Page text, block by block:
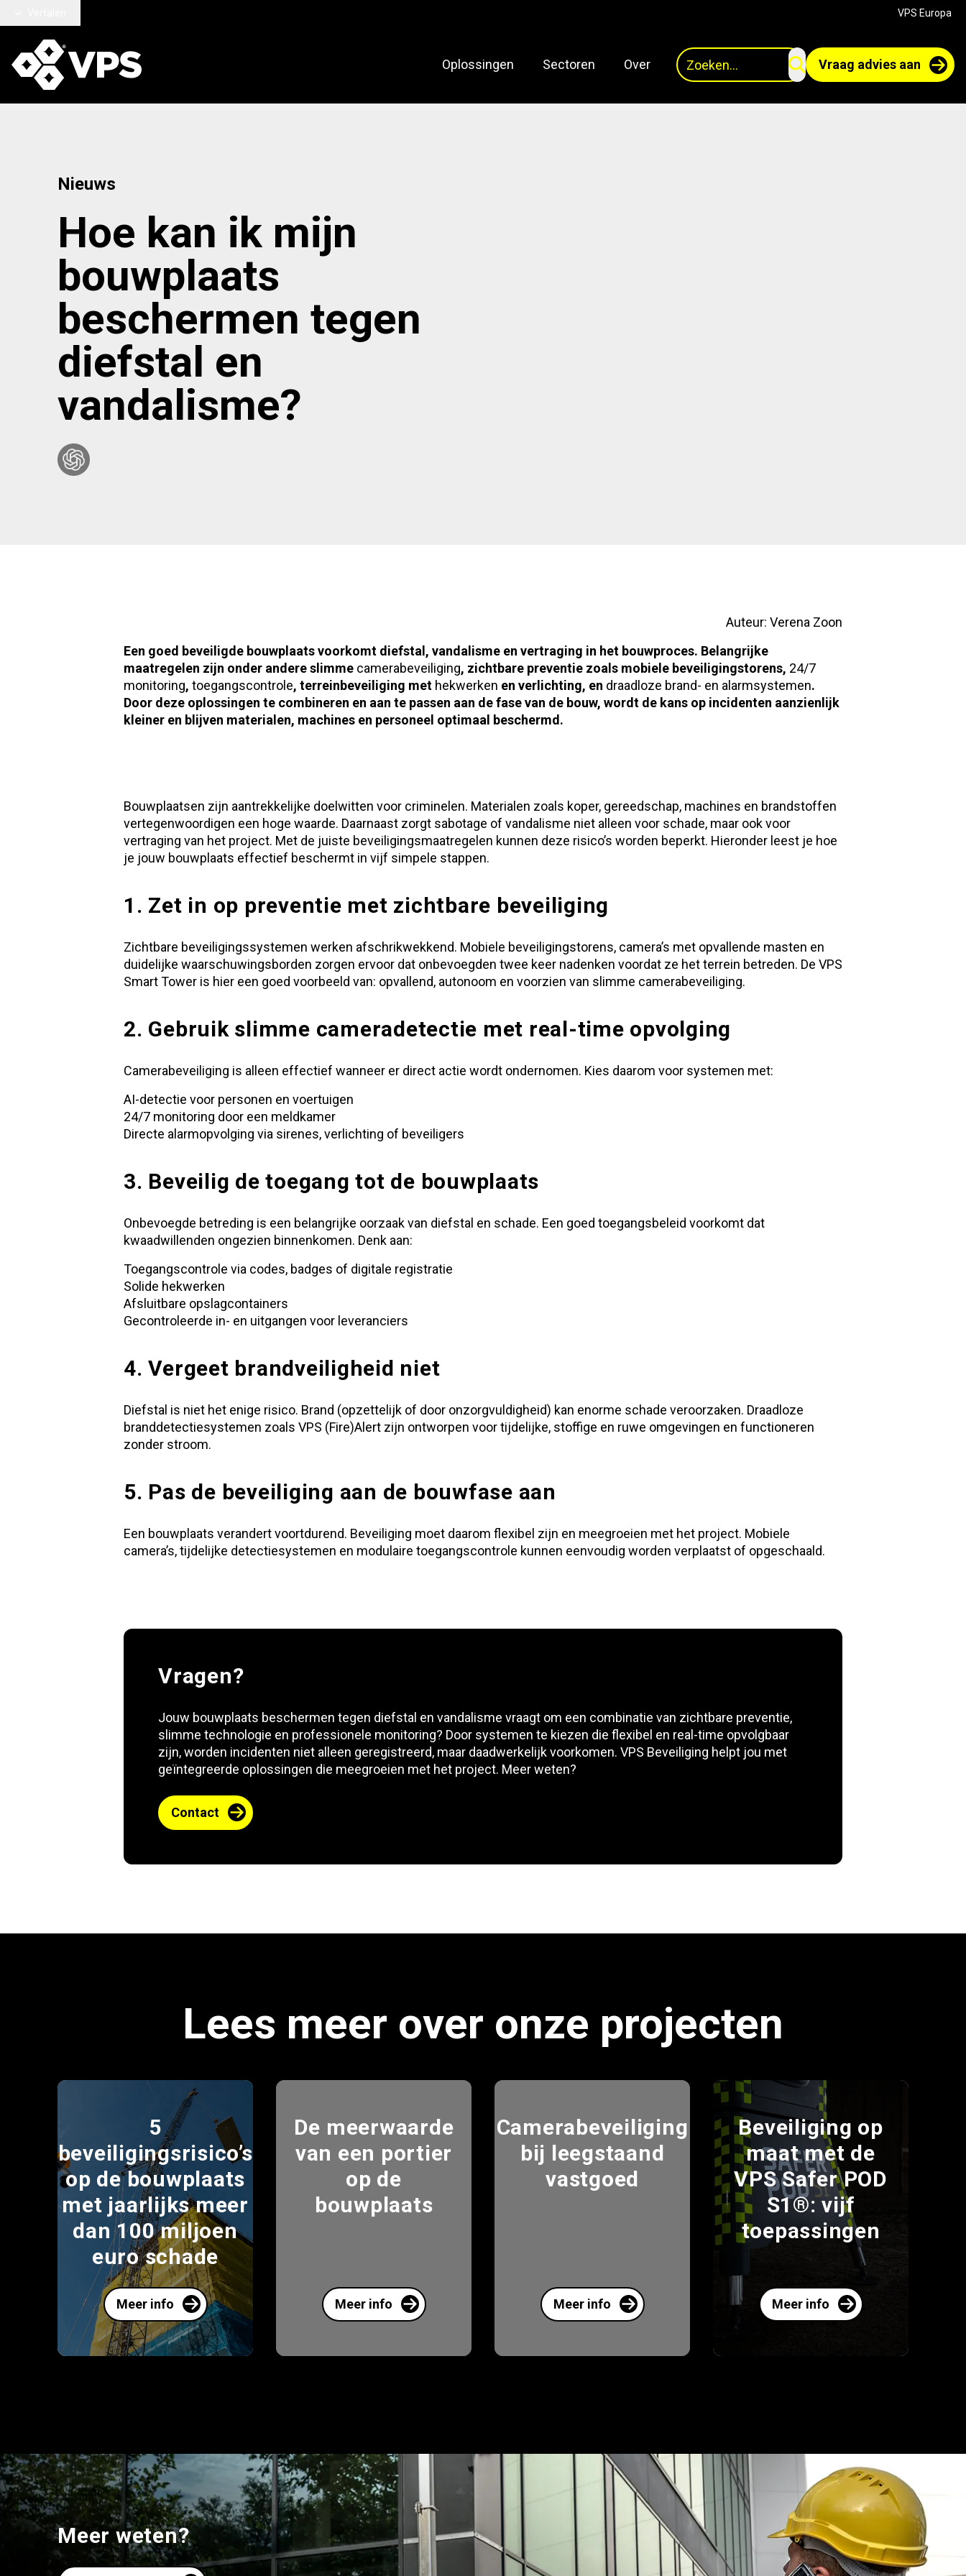
VPS Europa
Oplossingen Sectoren Over
Zoeken
Vraag advies aan
Nieuws
Hoe kan ik mijn
bouwplaats
beschermen tegen
diefstal en
vandalisme?
Auteur: Verena Zoon
Een goed beveiligde bouwplaats voorkomt diefstal, vandalisme en vertraging in het bouwproces. Belangrijke
maatregelen zijn onder andere slimme camerabeveiliging, zichtbare preventie zoals mobiele beveiligingstorens, 24/7
monitoring, toegangscontrole, terreinbeveiliging met hekwerken en verlichting, en draadloze brand- en alarmsystemen.
Door deze oplossingen te combineren en aan te passen aan de fase van de bouw, wordt de kans op incidenten aanzienlijk
kleiner en blijven materialen, machines en personeel optimaal beschermd.
Bouwplaatsen zijn aantrekkelijke doelwitten voor criminelen. Materialen zoals koper, gereedschap, machines en brandstoffen
vertegenwoordigen een hoge waarde. Daarnaast zorgt sabotage of vandalisme niet alleen voor schade, maar ook voor
vertraging van het project. Met de juiste beveiligingsmaatregelen kunnen deze risico’s worden beperkt. Hieronder leest je hoe
je jouw bouwplaats effectief beschermt in vijf simpele stappen.
1. Zet in op preventie met zichtbare beveiliging
Zichtbare beveiligingssystemen werken afschrikwekkend. Mobiele beveiligingstorens, camera’s met opvallende masten en
duidelijke waarschuwingsborden zorgen ervoor dat onbevoegden twee keer nadenken voordat ze het terrein betreden. De VPS
Smart Tower is hier een goed voorbeeld van: opvallend, autonoom en voorzien van slimme camerabeveiliging.
2. Gebruik slimme cameradetectie met real-time opvolging
Camerabeveiliging is alleen effectief wanneer er direct actie wordt ondernomen. Kies daarom voor systemen met:
AI-detectie voor personen en voertuigen
24/7 monitoring door een meldkamer
Directe alarmopvolging via sirenes, verlichting of beveiligers
3. Beveilig de toegang tot de bouwplaats
Onbevoegde betreding is een belangrijke oorzaak van diefstal en schade. Een goed toegangsbeleid voorkomt dat
kwaadwillenden ongezien binnenkomen. Denk aan:
Toegangscontrole via codes, badges of digitale registratie
Solide hekwerken
Afsluitbare opslagcontainers
Gecontroleerde in- en uitgangen voor leveranciers
4. Vergeet brandveiligheid niet
Diefstal is niet het enige risico. Brand (opzettelijk of door onzorgvuldigheid) kan enorme schade veroorzaken. Draadloze
branddetectiesystemen zoals VPS (Fire)Alert zijn ontworpen voor tijdelijke, stoffige en ruwe omgevingen en functioneren
zonder stroom.
5. Pas de beveiliging aan de bouwfase aan
Een bouwplaats verandert voortdurend. Beveiliging moet daarom flexibel zijn en meegroeien met het project. Mobiele
camera’s, tijdelijke detectiesystemen en modulaire toegangscontrole kunnen eenvoudig worden verplaatst of opgeschaald.
Vragen?
Jouw bouwplaats beschermen tegen diefstal en vandalisme vraagt om een combinatie van zichtbare preventie,
slimme technologie en professionele monitoring? Door systemen te kiezen die flexibel en real-time opvolgbaar
zijn, worden incidenten niet alleen geregistreerd, maar daadwerkelijk voorkomen. VPS Beveiliging helpt jou met
geïntegreerde oplossingen die meegroeien met het project. Meer weten?
Contact
Lees meer over onze projecten
5
beveiligingsrisico’s
op de bouwplaats
met jaarlijks meer
dan 100 miljoen
euro schade
Meer info
De meerwaarde
van een portier
op de
bouwplaats
Meer info
Camerabeveiliging
bij leegstaand
vastgoed
Meer info
Beveiliging op
maat met de
VPS Safer POD
S1®: vijf
toepassingen
Meer info
Meer weten?